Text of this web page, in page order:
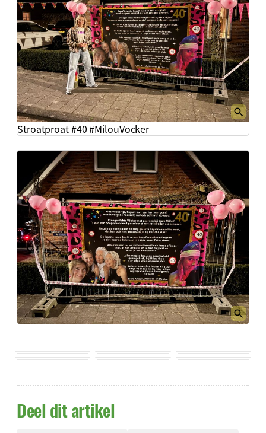
Stroatproat #40 #MilouVocker
Deel dit artikel